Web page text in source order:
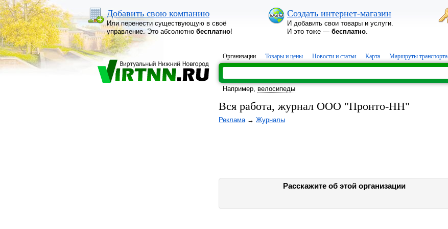
Добавить свою компанию
Или перенести существующую в своё
управление. Это абсолютно бесплатно!
Создать интернет-магазин
И добавить свои товары и услуги.
И это тоже — бесплатно.
Организации Товары и цены Новости и статьи Карта Маршруты транспорта
Например, велосипеды
Вся работа, журнал ООО "Пронто-НН"
Реклама→ Журналы
Расскажите об этой организации